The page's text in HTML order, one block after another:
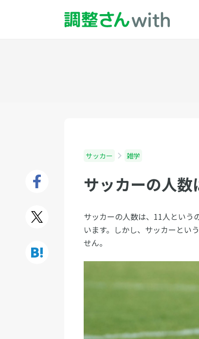
サッカー 雑学
サッカーの人数
サッカーの人数は、11人という
います。しかし、サッカーとい
せん。